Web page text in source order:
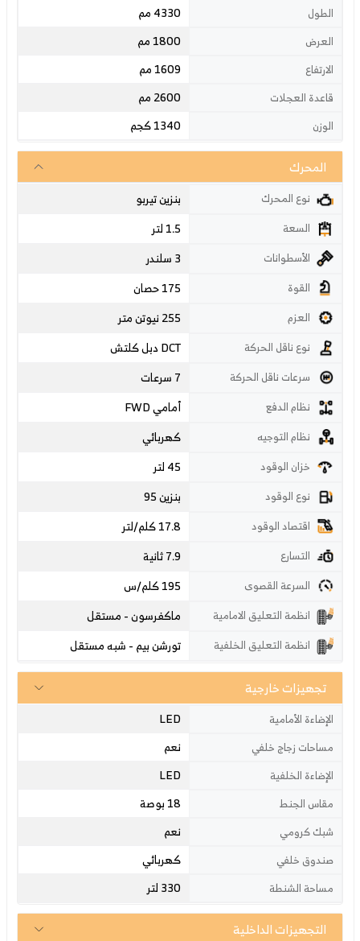
الطول 4330 مم
العرض 1800 مم
الارتفاع 1609 مم
قاعدة العجلات 2600 مم
الوزن 1340 كجم
المحرك
نوع المحرك بنزين تيربو
السعة 1.5 لتر
الأسطوانات 3 سلندر
القوة 175 حصان
العزم 255 نيوتن متر
نوع ناقل الحركة دبل كلتش DCT
سرعات ناقل الحركة 7 سرعات
نظام الدفع أمامي FWD
نظام التوجيه كهربائي
خزان الوقود 45 لتر
نوع الوقود بنزين 95
اقتصاد الوقود 17.8 كلم/لتر
التسارع 7.9 ثانية
السرعة القصوى 195كلم/س
انظمة التعليق الامامية ماكفرسون - مستقل
انظمة التعليق الخلفية تورشن بيم - شبه مستقل
تجهيزات خارجية
الإضاءة الأمامية LED
مساحات زجاج خلفي نعم
الإضاءة الخلفية LED
مقاس الجنط 18 بوصة
شبك كرومي نعم
صندوق خلفي كهربائي
مساحة الشنطة 330 لتر
التجهيزات الداخلية